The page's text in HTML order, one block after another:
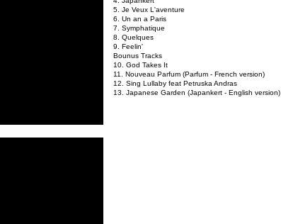
5. Je Veux L'aventure
6. Un an a Paris
7. Symphatique
8. Quelques
9. Feelin'
Bounus Tracks
10. God Takes It
11. Nouveau Parfum (Parfum - French version)
12. Sing Lullaby feat Petruska Andras
13. Japanese Garden (Japankert - English version)